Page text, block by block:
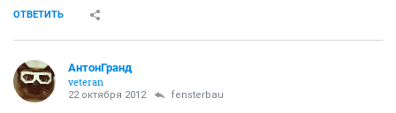
ОТВЕТИТЬ
АнтонГранд
veteran
22 октября 2012 fensterbau